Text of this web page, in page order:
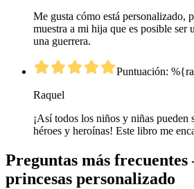
Me gusta cómo está personalizado,
muestra a mi hija que es posible ser
una guerrera.
Puntuación:
Raquel
¡Así todos los niños y niñas pueden
héroes y heroínas! Este libro me
Preguntas más
princesas personalizado